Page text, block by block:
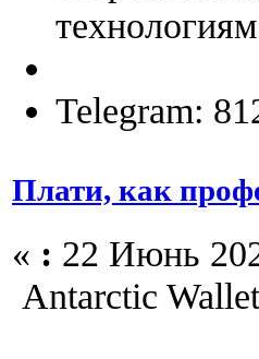
Telegram:
Плати, как
« : 22 Июнь
Antarctic